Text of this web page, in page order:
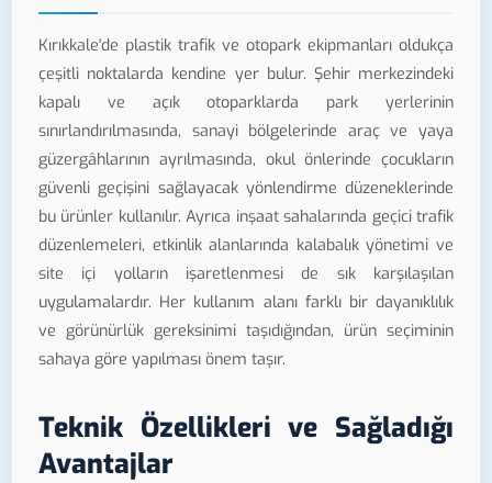
Kırıkkale'de plastik trafik ve otopark ekipmanları oldukça
çeşitli noktalarda kendine yer bulur. Şehir merkezindeki
kapalı ve açık otoparklarda park yerlerinin
sınırlandırılmasında, sanayi bölgelerinde araç ve yaya
güzergâhlarının ayrılmasında, okul önlerinde çocukların
güvenli geçişini sağlayacak yönlendirme düzeneklerinde
bu ürünler kullanılır. Ayrıca inşaat sahalarında geçici trafik
düzenlemeleri, etkinlik alanlarında kalabalık yönetimi ve
site içi yolların işaretlenmesi de sık karşılaşılan
uygulamalardır. Her kullanım alanı farklı bir dayanıklılık
ve görünürlük gereksinimi taşıdığından, ürün seçiminin
sahaya göre yapılması önem taşır.
Teknik Özellikleri ve Sağladığı
Avantajlar